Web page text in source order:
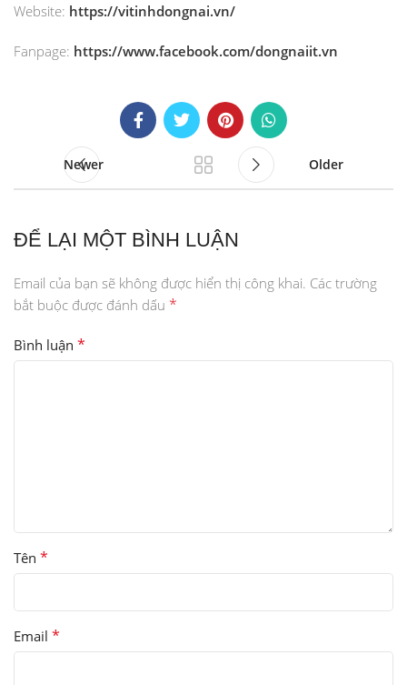
Website: https://vitinhdongnai.vn/
Fanpage: https://www.facebook.com/dongnaiit.vn
Newer Older
ĐỂ LẠI MỘT BÌNH LUẬN
Email của bạn sẽ không được hiển thị công khai. Các trường
bắt buộc được đánh dấu *
Bình luận *
Tên *
Email *